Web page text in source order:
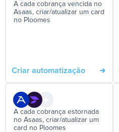
A cada cobrança vencida no
Asaas, criar/atualizar um card
no Ploomes
Criar automatização
A cada cobrança estornada
no Asaas, criar/atualizar um
card no Ploomes